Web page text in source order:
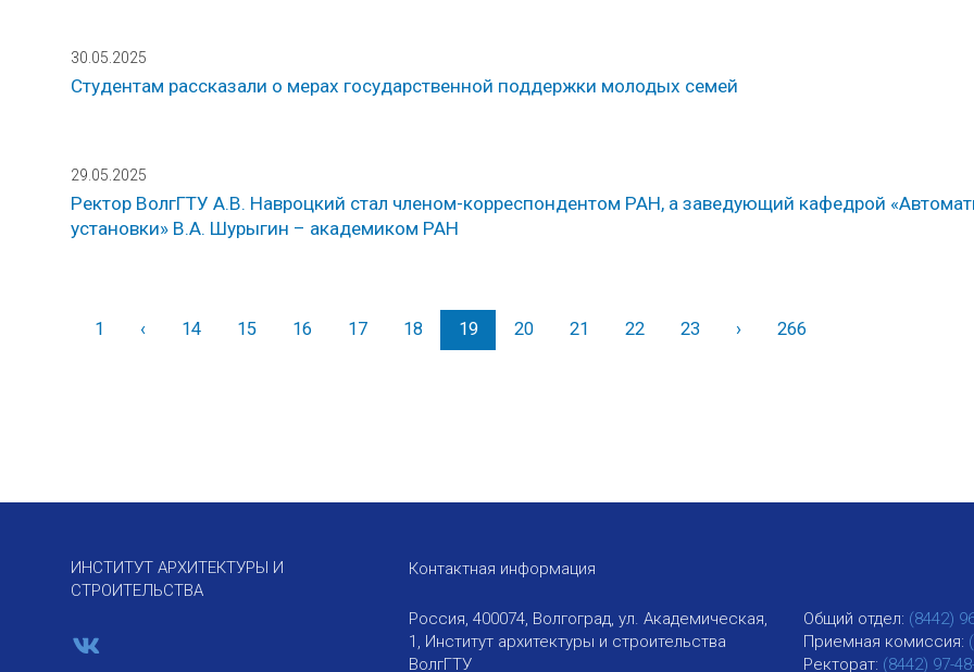
30.05.2025
Студентам рассказали о мерах государственной поддержки молодых семей
29.05.2025
Ректор ВолгГТУ А.В. Навроцкий стал членом-корреспондентом РАН, а заведующий кафедрой
установки» В.А. Шурыгин – академиком РАН
1 ‹Назад
14 15 16 17 18 19 20 21 22 23 ›Вперед
266
ИНСТИТУТ АРХИТЕКТУРЫ И
СТРОИТЕЛЬСТВА
Контактная информация
Россия, 400074, Волгоград, ул. Академическая,
1, Институт архитектуры и строительства
ВолгГТУ
Общий отдел: (8442)
Приемная комиссия:
Ректорат: (8442) 97-